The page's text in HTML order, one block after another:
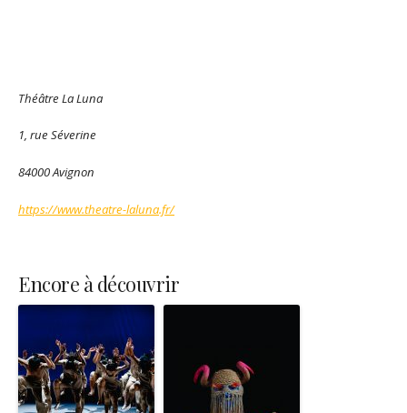
Théâtre La Luna
1, rue Séverine
84000 Avignon
https://www.theatre-laluna.fr/
Encore à découvrir